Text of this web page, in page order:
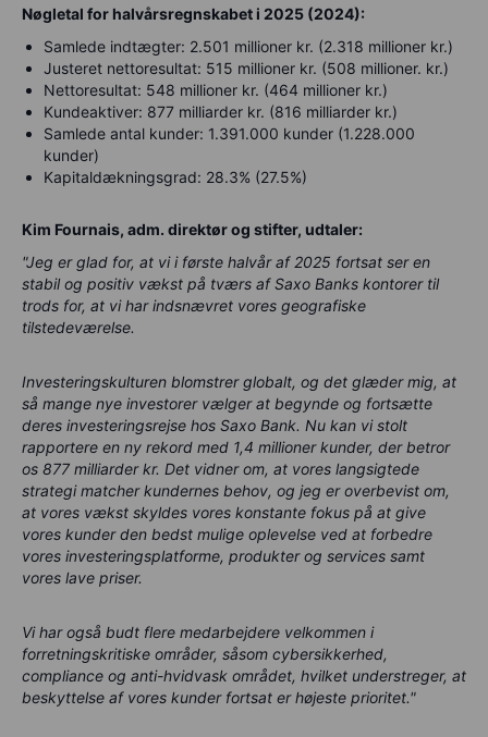
Nøgletal for halvårsregnskabet i 2025 (2024):
Samlede indtægter: 2.501 millioner kr. (2.318 millioner kr.)
Justeret nettoresultat: 515 millioner kr. (508 millioner. kr.)
Nettoresultat: 548 millioner kr. (464 millioner kr.)
Kundeaktiver: 877 milliarder kr. (816 milliarder kr.)
Samlede antal kunder: 1.391.000 kunder (1.228.000
kunder)
Kapitaldækningsgrad: 28.3% (27.5%)
Kim Fournais, adm. direktør og stifter, udtaler:
"Jeg er glad for, at vi i første halvår af 2025 fortsat ser en
stabil og positiv vækst på tværs af Saxo Banks kontorer til
trods for, at vi har indsnævret vores geografiske
tilstedeværelse.
Investeringskulturen blomstrer globalt, og det glæder mig, at
så mange nye investorer vælger at begynde og fortsætte
deres investeringsrejse hos Saxo Bank. Nu kan vi stolt
rapportere en ny rekord med 1,4 millioner kunder, der betror
os 877 milliarder kr. Det vidner om, at vores langsigtede
strategi matcher kundernes behov, og jeg er overbevist om,
at vores vækst skyldes vores konstante fokus på at give
vores kunder den bedst mulige oplevelse ved at forbedre
vores investeringsplatforme, produkter og services samt
vores lave priser.
Vi har også budt flere medarbejdere velkommen i
forretningskritiske områder, såsom cybersikkerhed,
compliance og anti-hvidvask området, hvilket understreger, at
beskyttelse af vores kunder fortsat er højeste prioritet."